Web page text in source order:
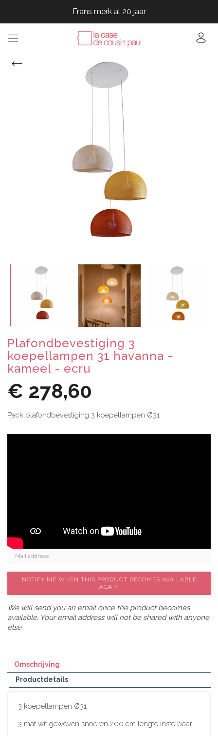
Frans merk al 20 jaar
Frans merk al 20 jaar
Frans merk al 20 jaar
Plafondbevestiging 3
koepellampen 31 havanna -
kameel - ecru
€ 278,60
Pack plafondbevestiging 3 koepellampen Ø31
NOTIFY ME WHEN THIS PRODUCT BECOMES AVAILABLE
AGAIN
We will send you an email once the product becomes
available. Your email address will not be shared with anyone
else.
Omschrijving
Productdetails
3 koepellampen Ø31
3 mat wit geweven snoeren 200 cm lengte instelbaar